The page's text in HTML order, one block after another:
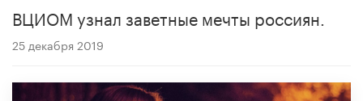
ВЦИОМ узнал заветные мечты россиян.
25 декабря 2019